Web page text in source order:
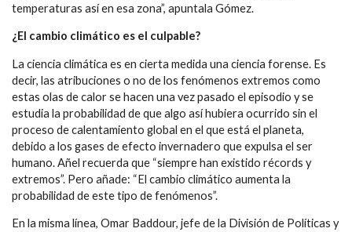
temperaturas así en esa zona”, apuntala Gómez.
¿El cambio climático es el culpable?
La ciencia climática es en cierta medida una ciencia forense. Es
decir, las atribuciones o no de los fenómenos extremos como
estas olas de calor se hacen una vez pasado el episodio y se
estudia la probabilidad de que algo así hubiera ocurrido sin el
proceso de calentamiento global en el que está el planeta,
debido a los gases de efecto invernadero que expulsa el ser
humano. Añel recuerda que “siempre han existido récords y
extremos”. Pero añade: “El cambio climático aumenta la
probabilidad de este tipo de fenómenos”.
En la misma línea, Omar Baddour, jefe de la División de Políticas y